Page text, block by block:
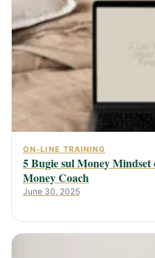
ON-LINE TRAINING
5 Bugie sul Money
Money Coach
June 30, 2025